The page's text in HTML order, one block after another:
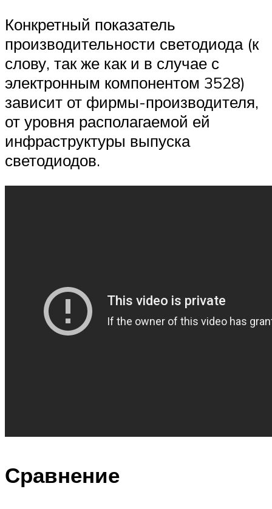
Конкретный показатель
производительности светодиода (к
слову, так же как и в случае с
электронным компонентом 3528)
зависит от фирмы-производителя,
от уровня располагаемой ей
инфраструктуры выпуска
светодиодов.
Сравнение